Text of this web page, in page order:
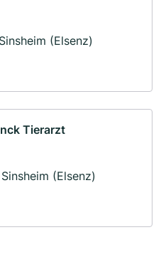
(Elsenz)
Tierarzt
(Elsenz)